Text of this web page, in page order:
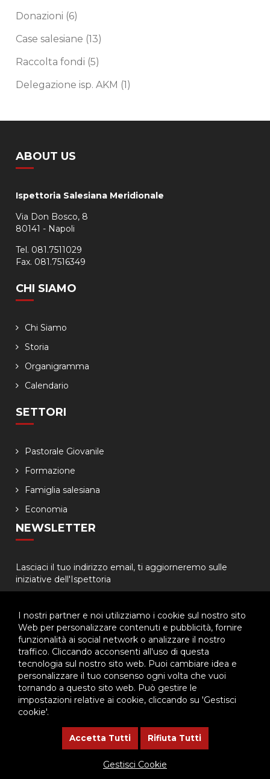
I nostri partner e noi utilizziamo i cookie sul nostro sito
Web per personalizzare contenuti e pubblicità, fornire
funzionalità ai social network o analizzare il nostro
traffico. Cliccando acconsenti all'uso di questa
tecnologia sul nostro sito web. Puoi cambiare idea e
personalizzare il tuo consenso ogni volta che vuoi
tornando a questo sito web. Può gestire le
impostazioni relative ai cookie, cliccando su 'Gestisci
cookie'.
Accetta Tutti Rifiuta Tutti
Gestisci Cookie
Donazioni (6)
Case salesiane (13)
Raccolta fondi (5)
Delegazione isp. AKM (1)
ABOUT US
Ispettoria Salesiana Meridionale
Via Don Bosco, 8
80141 - Napoli
Tel. 081.7511029
Fax. 081.7516349
CHI SIAMO
Chi Siamo
Storia
Organigramma
Calendario
SETTORI
Pastorale Giovanile
Formazione
Famiglia salesiana
Economia
NEWSLETTER
Lasciaci il tuo indirizzo email, ti aggiorneremo sulle
iniziative dell'Ispettoria
© 2026 - Ispettoria Salesiana Meridionale - All rights reserved. | P.IVA
80057280630 |
Privacy & Cookie Policy - Gestisci Cookie
Questo plugin utilizza cookie per raccogliere dati e cookie di
terze parti per migliorare l'esperienza utente. Per visualizzare il
plugin è necessario dare il consenso.
Clicca qui per modificare le preferenze sulla Cookie Policy